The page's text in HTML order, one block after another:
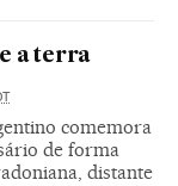
a terra
comemora
de forma
distante